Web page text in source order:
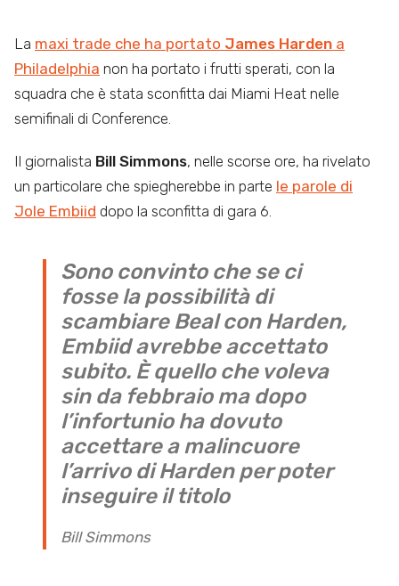
La maxi trade che ha portato James Harden a
Philadelphia non ha portato i frutti sperati, con la
squadra che è stata sconfitta dai Miami Heat nelle
semifinali di Conference.
Il giornalista Bill Simmons, nelle scorse ore, ha rivelato
un particolare che spiegherebbe in parte le parole di
Jole Embiid dopo la sconfitta di gara 6.
Sono convinto che se ci
fosse la possibilità di
scambiare Beal con Harden,
Embiid avrebbe accettato
subito. È quello che voleva
sin da febbraio ma dopo
l’infortunio ha dovuto
accettare a malincuore
l’arrivo di Harden per poter
inseguire il titolo
Bill Simmons